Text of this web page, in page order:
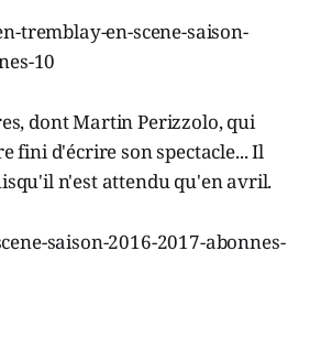
dont Martin Perizzolo, qui
fini d'écrire son spectacle... Il
n'est attendu qu'en avril.